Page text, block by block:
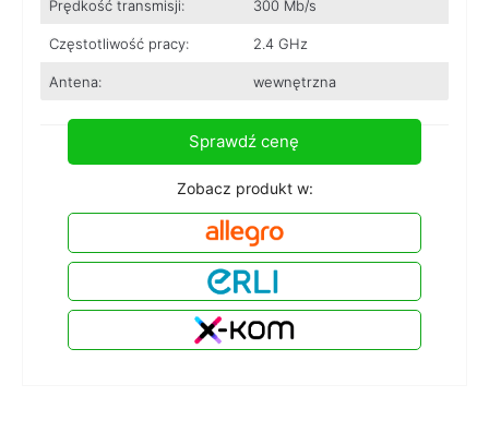
Prędkość transmisji: 300 Mb/s
Częstotliwość pracy: 2.4 GHz
Antena: wewnętrzna
Sprawdź cenę
Zobacz produkt w: